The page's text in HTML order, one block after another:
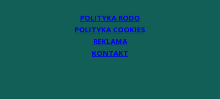
POLITYKA RODO
POLITYKA COOKIES
REKLAMA
KONTAKT